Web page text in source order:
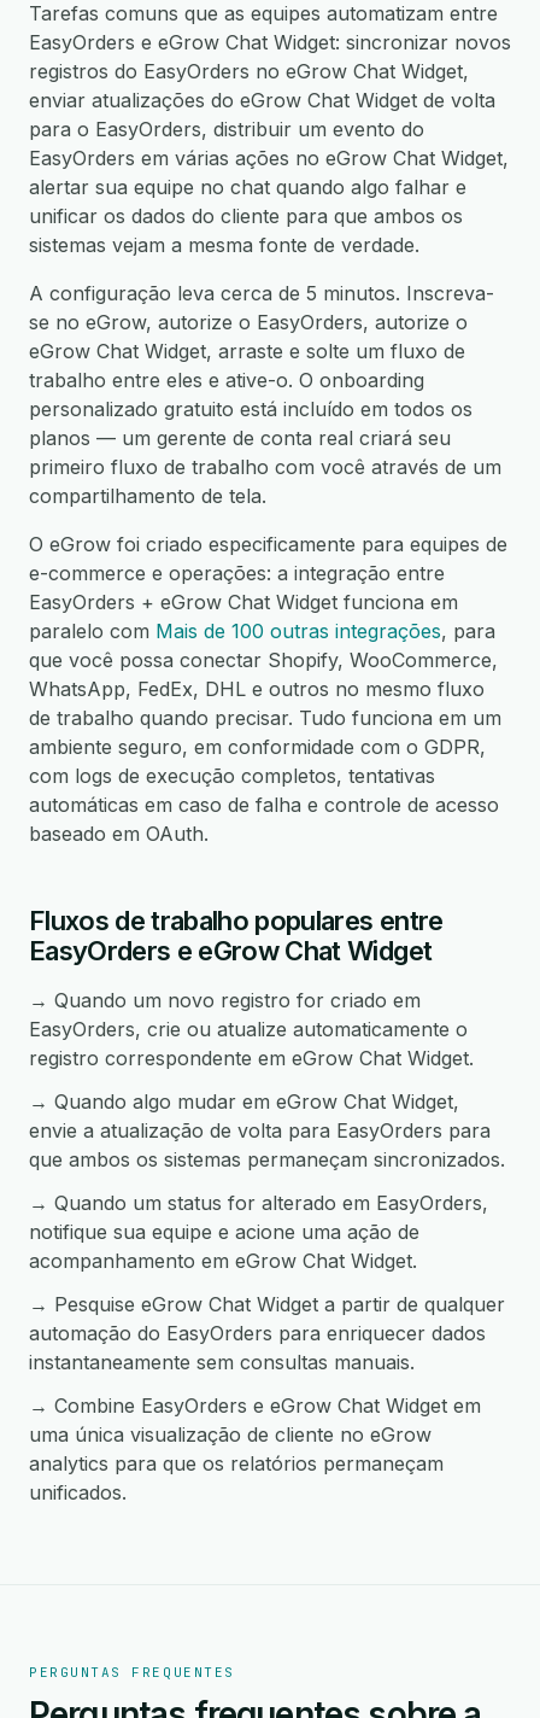
Tarefas comuns que as equipes automatizam entre
EasyOrders e eGrow Chat Widget: sincronizar novos
registros do EasyOrders no eGrow Chat Widget,
enviar atualizações do eGrow Chat Widget de volta
para o EasyOrders, distribuir um evento do
EasyOrders em várias ações no eGrow Chat Widget,
alertar sua equipe no chat quando algo falhar e
unificar os dados do cliente para que ambos os
sistemas vejam a mesma fonte de verdade.
A configuração leva cerca de 5 minutos. Inscreva-
se no eGrow, autorize o EasyOrders, autorize o
eGrow Chat Widget, arraste e solte um fluxo de
trabalho entre eles e ative-o. O onboarding
personalizado gratuito está incluído em todos os
planos — um gerente de conta real criará seu
primeiro fluxo de trabalho com você através de um
compartilhamento de tela.
O eGrow foi criado especificamente para equipes de
e-commerce e operações: a integração entre
EasyOrders + eGrow Chat Widget funciona em
paralelo com Mais de 100 outras integrações, para
que você possa conectar Shopify, WooCommerce,
WhatsApp, FedEx, DHL e outros no mesmo fluxo
de trabalho quando precisar. Tudo funciona em um
ambiente seguro, em conformidade com o GDPR,
com logs de execução completos, tentativas
automáticas em caso de falha e controle de acesso
baseado em OAuth.
Fluxos de trabalho populares entre
EasyOrders e eGrow Chat Widget
→ Quando um novo registro for criado em
EasyOrders, crie ou atualize automaticamente o
registro correspondente em eGrow Chat Widget.
→ Quando algo mudar em eGrow Chat Widget,
envie a atualização de volta para EasyOrders para
que ambos os sistemas permaneçam sincronizados.
→ Quando um status for alterado em EasyOrders,
notifique sua equipe e acione uma ação de
acompanhamento em eGrow Chat Widget.
→ Pesquise eGrow Chat Widget a partir de qualquer
automação do EasyOrders para enriquecer dados
instantaneamente sem consultas manuais.
→ Combine EasyOrders e eGrow Chat Widget em
uma única visualização de cliente no eGrow
analytics para que os relatórios permaneçam
unificados.
PERGUNTAS FREQUENTES